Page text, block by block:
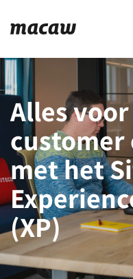
Alles
customer
met het
(XP)